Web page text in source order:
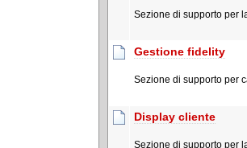
Sezione di supporto per
Gestione fidelity
Sezione di supporto per
Display cliente
Sezione di supporto per